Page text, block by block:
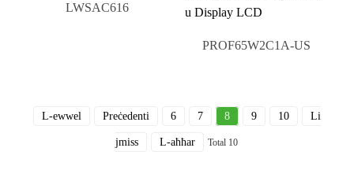
LWSAC616
PROF65W2C1A-US
L-ewwel Preċedenti 6 7 8 9 10 Li
jmiss L-aħħar Total 10